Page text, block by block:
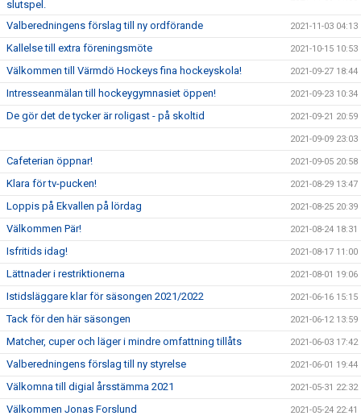
slutspel.
Valberedningens förslag till ny ordförande 2021-11-03 04:13
Kallelse till extra föreningsmöte 2021-10-15 10:53
Välkommen till Värmdö Hockeys fina hockeyskola! 2021-09-27 18:44
Intresseanmälan till hockeygymnasiet öppen! 2021-09-23 10:34
De gör det de tycker är roligast - på skoltid 2021-09-21 20:59
2021-09-09 23:03
Cafeterian öppnar! 2021-09-05 20:58
Klara för tv-pucken! 2021-08-29 13:47
Loppis på Ekvallen på lördag 2021-08-25 20:39
Välkommen Pär! 2021-08-24 18:31
Isfritids idag! 2021-08-17 11:00
Lättnader i restriktionerna 2021-08-01 19:06
Istidsläggare klar för säsongen 2021/2022 2021-06-16 15:15
Tack för den här säsongen 2021-06-12 13:59
Matcher, cuper och läger i mindre omfattning tillåts 2021-06-03 17:42
Valberedningens förslag till ny styrelse 2021-06-01 19:44
Välkomna till digial årsstämma 2021 2021-05-31 22:32
Välkommen Jonas Forslund 2021-05-24 22:41